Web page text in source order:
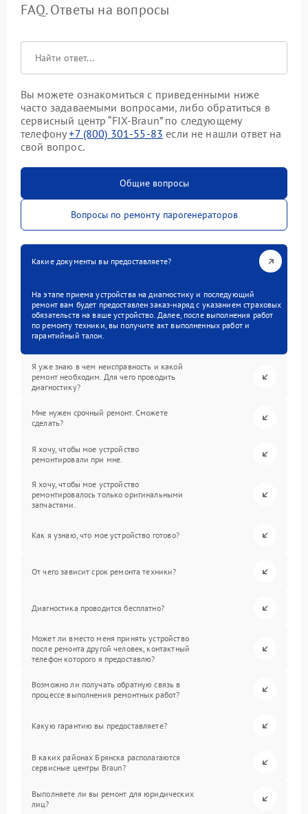
FAQ. Ответы на вопросы
Вы можете ознакомиться с приведенными ниже
часто задаваемыми вопросами, либо обратиться в
сервисный центр “FIX-Braun” по следующему
телефону+7 (800) 301-55-83 если не нашли ответ на
свой вопрос.
Общие вопросы
Вопросы по ремонту парогенераторов
Какие документы вы предоставляете?
На этапе приема устройства на диагностику и последующий
ремонт вам будет предоставлен заказ-наряд с указанием страховых
обязательств на ваше устройство. Далее, после выполнения работ
по ремонту техники, вы получите акт выполненных работ и
гарантийный талон.
Я уже знаю в чем неисправность и какой
ремонт необходим. Для чего проводить
диагностику?
Мне нужен срочный ремонт. Сможете
сделать?
Я хочу, чтобы мое устройство
ремонтировали при мне.
Я хочу, чтобы мое устройство
ремонтировалось только оригинальными
запчастями.
Как я узнаю, что мое устройство готово?
От чего зависит срок ремонта техники?
Диагностика проводится бесплатно?
Может ли вместо меня принять устройство
после ремонта другой человек, контактный
телефон которого я предоставлю?
Возможно ли получать обратную связь в
процессе выполнения ремонтных работ?
Какую гарантию вы предоставляете?
В каких районах Брянска располагаются
сервисные центры Braun?
Выполняете ли вы ремонт для юридических
лиц?